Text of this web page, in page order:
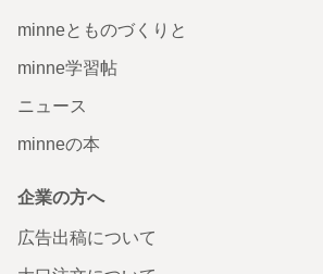
minneとものづくりと
minne学習帖
ニュース
minneの本
企業の方へ
広告出稿について